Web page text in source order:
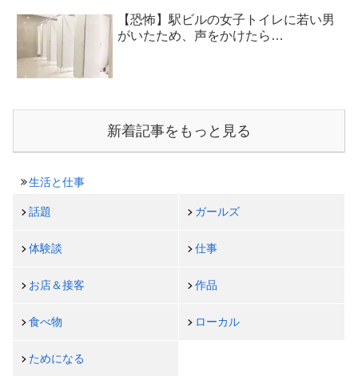
【恐怖】駅ビルの女子トイレに若い男
がいたため、声をかけたら…
新着記事をもっと見る
生活と仕事
話題 ガールズ
体験談 仕事
お店＆接客 作品
食べ物 ローカル
ためになる